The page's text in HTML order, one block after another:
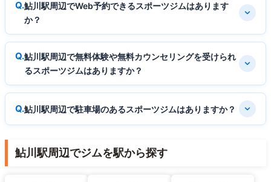
鮎川駅周辺でWeb予約できるスポーツジムはあります
か？
鮎川駅周辺で無料体験や無料カウンセリングを受けられ
るスポーツジムはありますか？
鮎川駅周辺で駐車場のあるスポーツジムはありますか？
鮎川駅周辺でジムを駅から探す